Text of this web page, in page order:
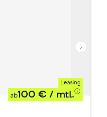
Leasing
ab100 € / mtl.